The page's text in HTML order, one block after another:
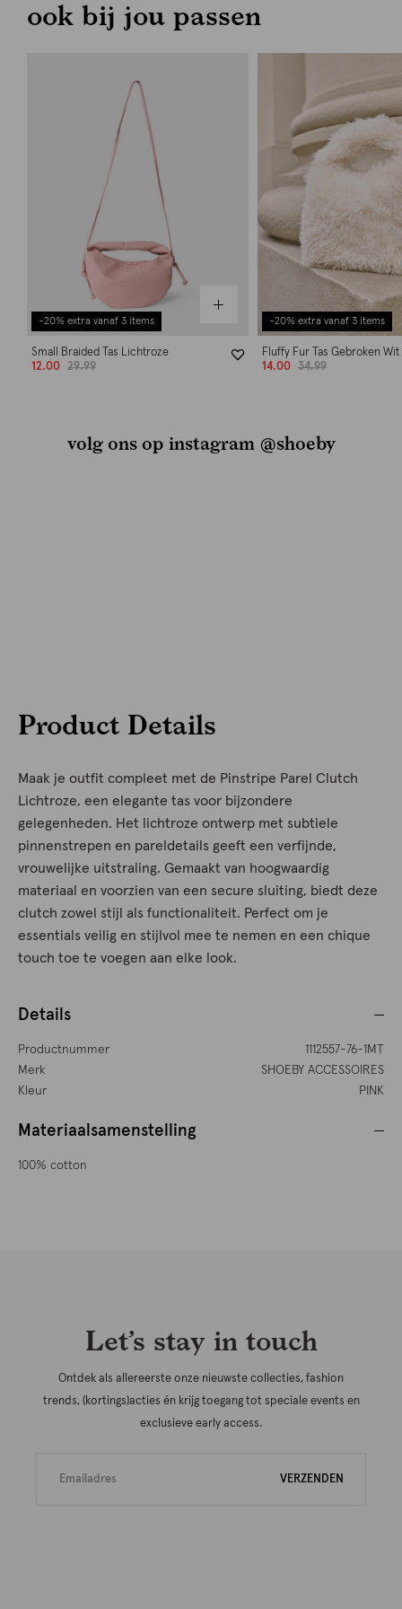
ook bij jou passen
-20% extra vanaf 3 items
Small Braided Tas Lichtroze
12.00
29.99
-20% extra vanaf 3 items
Fluffy Fur Tas Gebroken Wit
14.00
34.99
volg ons op instagram @shoeby
Product Details
Maak je outfit compleet met de Pinstripe Parel Clutch
Lichtroze, een elegante tas voor bijzondere
gelegenheden. Het lichtroze ontwerp met subtiele
pinnenstrepen en pareldetails geeft een verfijnde,
vrouwelijke uitstraling. Gemaakt van hoogwaardig
materiaal en voorzien van een secure sluiting, biedt deze
clutch zowel stijl als functionaliteit. Perfect om je
essentials veilig en stijlvol mee te nemen en een chique
touch toe te voegen aan elke look.
Details
Productnummer
1112557-76-1MT
Merk
SHOEBY ACCESSOIRES
Kleur
PINK
Materiaalsamenstelling
100% cotton
Let’s stay in touch
Ontdek als allereerste onze nieuwste collecties, fashion
trends, (kortings)acties én krijg toegang tot speciale events en
exclusieve early access.
VERZENDEN